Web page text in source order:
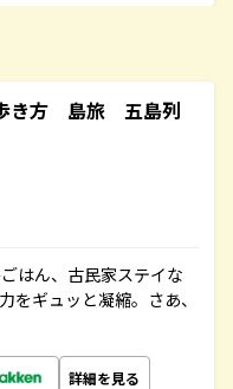
き方 島旅 五島列
はん、古民家ステイな
をギュッと凝縮。さあ、
詳細を見る